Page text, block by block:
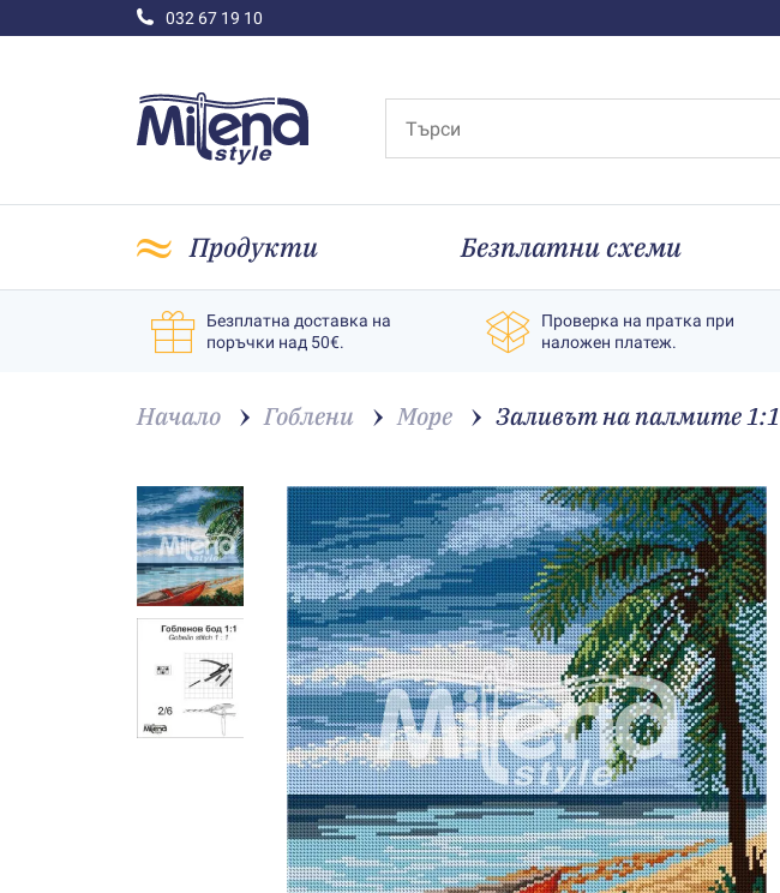
032 67 19 10
Продукти Безплатни схеми
Безплатна доставка на
поръчки над 50€.
Проверка на пратка при
наложен платеж.
Начало Гоблени Море Заливът на палмите 1:1